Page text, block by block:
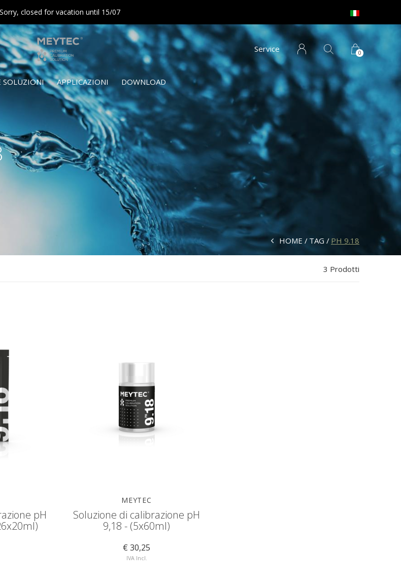
SOLUZIONI APPLICAZIONI DOWNLOAD
Service 0
Sorry, closed for vacation until 15/07
HOME TAG PH 9.18
3 Prodotti
pH
MEYTEC
Soluzione di calibrazione pH
9,18 - (5x60ml)
€ 30,25
IVA Incl.